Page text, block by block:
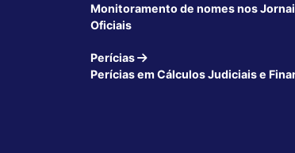
Monitoramento de nomes nos
Oficiais
Perícias
Perícias em Cálculos Judiciais e